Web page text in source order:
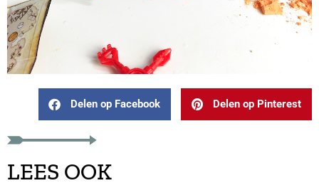
Delen op Facebook Delen op Pinterest
LEES OOK